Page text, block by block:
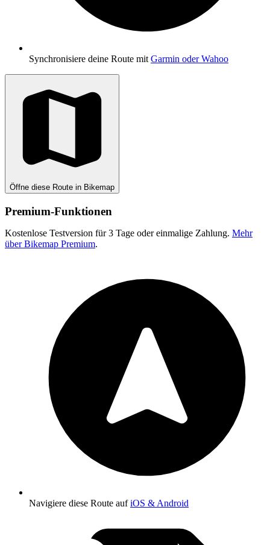
Synchronisiere deine Route mit Garmin oder Wahoo
Öffne diese Route in Bikemap
Premium-Funktionen
Kostenlose Testversion für 3 Tage oder einmalige Zahlung. Mehr
über Bikemap Premium.
Navigiere diese Route aufiOS & Android